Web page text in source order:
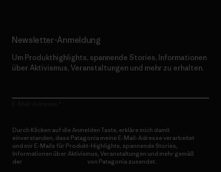
Newsletter-Anmeldung
Um Produkthighlights, spannende Stories, Informationen
über Aktivismus, Veranstaltungen und mehr zu erhalten.
Durch Klicken auf die Anmelden Taste, erkläre mich damit
einverstanden, dass Patagonia meine E-Mail-Adresse verarbeitet
und mir E-Mails für Produkt-Highlights, spannende Stories,
Informationen über Aktivismus, Veranstaltungen und mehr gemäß
der
von Patagonia zusendet.